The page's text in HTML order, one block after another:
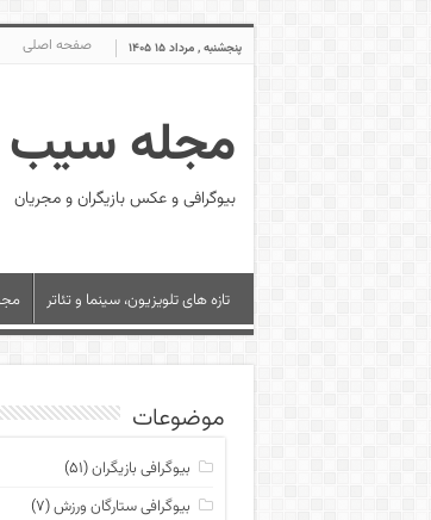
پنجشنبه , مرداد ۱۵ ۱۴۰۵ صفحه اصلی
مجله سیب
بیوگرافی و عکس بازیگران و مجریان
تازه های تلویزیون، سینما و تئاتر
موضوعات
بیوگرافی بازیگران(۵۱)
بیوگرافی ستارگان ورزش(۷)